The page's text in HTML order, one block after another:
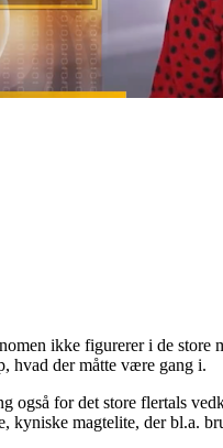
ikke figurerer i de store
hvad der måtte være gang i.
også for det store flertals
kyniske magtelite, der bl.a.